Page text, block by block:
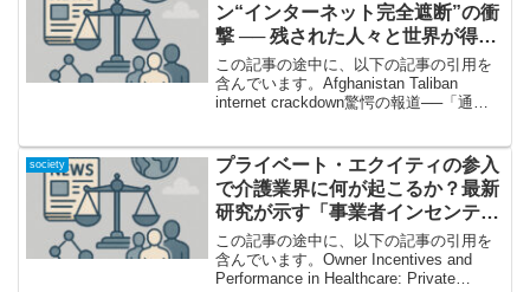
ン“インターネット完全遮断”の衝
撃 ── 残された人々と世界が得る
教訓
この記事の途中に、以下の記事の引用を
含んでいます。Afghanistan Taliban
internet crackdown驚愕の報道──「通信
で、インターネット...
society
プライベート・エクイティの参入
で介護業界に何が起こるか？最新
研究が示す「事業者インセンティ
ブと医療の質」の衝撃
この記事の途中に、以下の記事の引用を
含んでいます。Owner Incentives and
Performance in Healthcare: Private